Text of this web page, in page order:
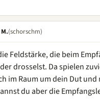
(schorschm)
Feldstärke, die beim
drosselst. Da spielen
im Raum um dein Dut
du aber die